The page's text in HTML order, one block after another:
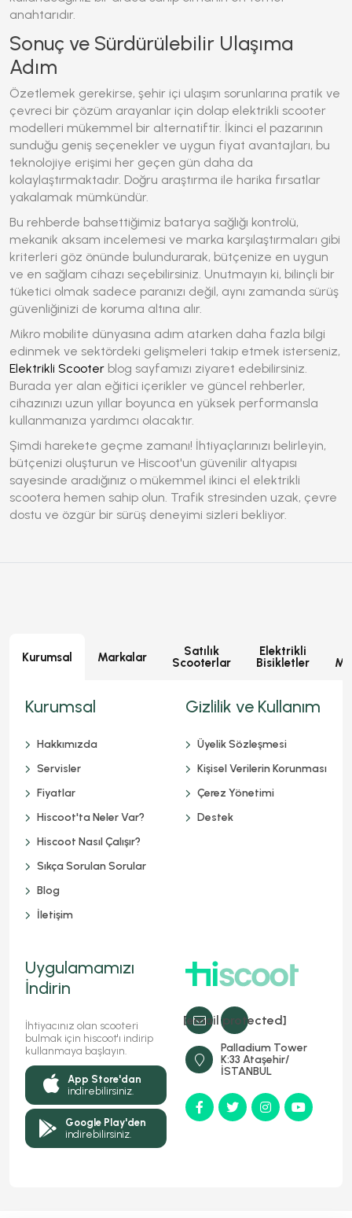
anahtarıdır.
Sonuç ve Sürdürülebilir Ulaşıma
Adım
Özetlemek gerekirse, şehir içi ulaşım sorunlarına pratik ve
çevreci bir çözüm arayanlar için dolap elektrikli scooter
modelleri mükemmel bir alternatiftir. İkinci el pazarının
sunduğu geniş seçenekler ve uygun fiyat avantajları, bu
teknolojiye erişimi her geçen gün daha da
kolaylaştırmaktadır. Doğru araştırma ile harika fırsatlar
yakalamak mümkündür.
Bu rehberde bahsettiğimiz batarya sağlığı kontrolü,
mekanik aksam incelemesi ve marka karşılaştırmaları gibi
kriterleri göz önünde bulundurarak, bütçenize en uygun
ve en sağlam cihazı seçebilirsiniz. Unutmayın ki, bilinçli bir
tüketici olmak sadece paranızı değil, aynı zamanda sürüş
güvenliğinizi de koruma altına alır.
Mikro mobilite dünyasına adım atarken daha fazla bilgi
edinmek ve sektördeki gelişmeleri takip etmek isterseniz,
Elektrikli Scooter blog sayfamızı ziyaret edebilirsiniz.
Burada yer alan eğitici içerikler ve güncel rehberler,
cihazınızı uzun yıllar boyunca en yüksek performansla
kullanmanıza yardımcı olacaktır.
Şimdi harekete geçme zamanı! İhtiyaçlarınızı belirleyin,
bütçenizi oluşturun ve Hiscoot'un güvenilir altyapısı
sayesinde aradığınız o mükemmel ikinci el elektrikli
scootera hemen sahip olun. Trafik stresinden uzak, çevre
dostu ve özgür bir sürüş deneyimi sizleri bekliyor.
Kurumsal Markalar
Satılık
Scooterlar
Elektrikli
Bisikletler
[email protected]
Palladium Tower
K:33 Ataşehir/
İSTANBUL
Kurumsal
Hakkımızda
Servisler
Fiyatlar
Hiscoot'ta Neler Var?
Hiscoot Nasıl Çalışır?
Sıkça Sorulan Sorular
Blog
İletişim
Gizlilik ve Kullanım
Üyelik Sözleşmesi
Kişisel Verilerin Korunması
Çerez Yönetimi
Destek
Uygulamamızı
İndirin
İhtiyacınız olan scooteri
bulmak için hiscoot'ı indirip
kullanmaya başlayın.
App Store'dan
indirebilirsiniz.
Google Play'den
indirebilirsiniz.